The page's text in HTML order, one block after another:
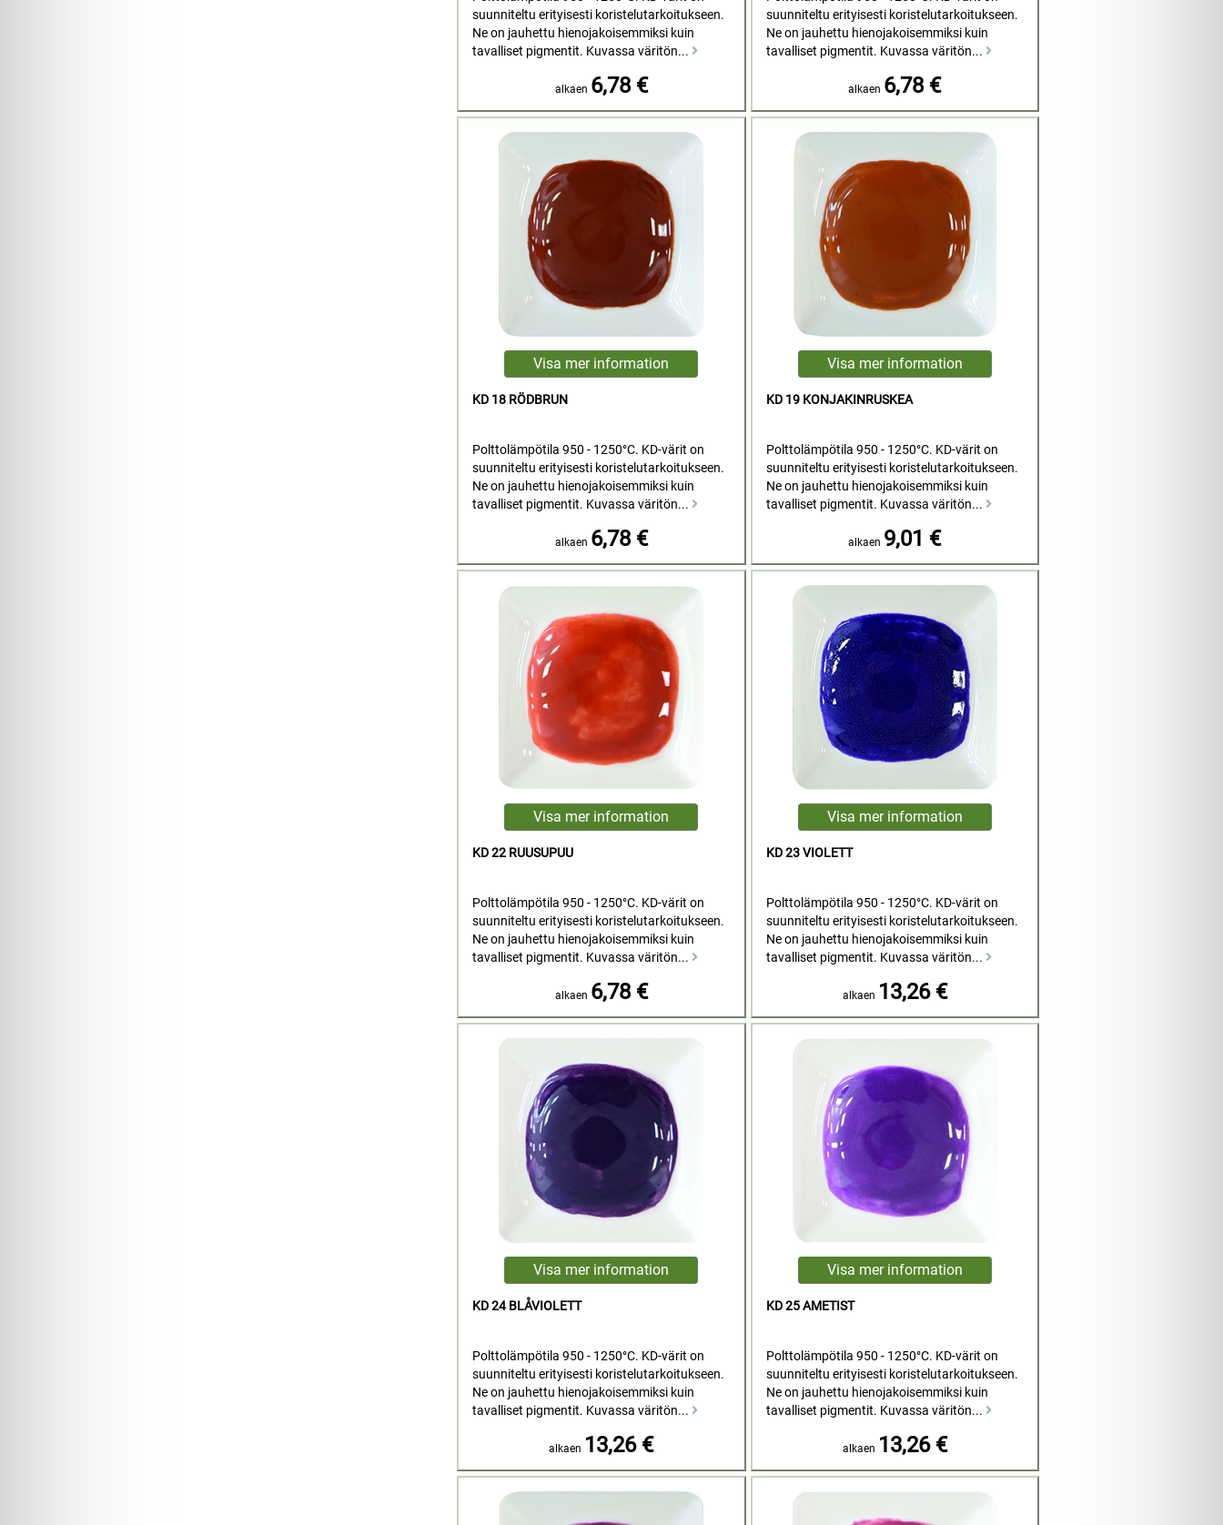
suunniteltu erityisesti koristelutarkoitukseen.
Ne on jauhettu hienojakoisemmiksi kuin
tavalliset pigmentit. Kuvassa väritön...
alkaen 6,78 €
suunniteltu erityisesti koristelutarkoitukseen.
Ne on jauhettu hienojakoisemmiksi kuin
tavalliset pigmentit. Kuvassa väritön...
alkaen 6,78 €
KD 18 RÖDBRUN
Polttolämpötila 950 - 1250°C. KD-värit on
suunniteltu erityisesti koristelutarkoitukseen.
Ne on jauhettu hienojakoisemmiksi kuin
tavalliset pigmentit. Kuvassa väritön...
alkaen 6,78 €
KD 19 KONJAKINRUSKEA
Polttolämpötila 950 - 1250°C. KD-värit on
suunniteltu erityisesti koristelutarkoitukseen.
Ne on jauhettu hienojakoisemmiksi kuin
tavalliset pigmentit. Kuvassa väritön...
alkaen 9,01 €
KD 22 RUUSUPUU
Polttolämpötila 950 - 1250°C. KD-värit on
suunniteltu erityisesti koristelutarkoitukseen.
Ne on jauhettu hienojakoisemmiksi kuin
tavalliset pigmentit. Kuvassa väritön...
alkaen 6,78 €
KD 23 VIOLETT
Polttolämpötila 950 - 1250°C. KD-värit on
suunniteltu erityisesti koristelutarkoitukseen.
Ne on jauhettu hienojakoisemmiksi kuin
tavalliset pigmentit. Kuvassa väritön...
alkaen 13,26 €
KD 24 BLÅVIOLETT
Polttolämpötila 950 - 1250°C. KD-värit on
suunniteltu erityisesti koristelutarkoitukseen.
Ne on jauhettu hienojakoisemmiksi kuin
tavalliset pigmentit. Kuvassa väritön...
alkaen 13,26 €
KD 25 AMETIST
Polttolämpötila 950 - 1250°C. KD-värit on
suunniteltu erityisesti koristelutarkoitukseen.
Ne on jauhettu hienojakoisemmiksi kuin
tavalliset pigmentit. Kuvassa väritön...
alkaen 13,26 €